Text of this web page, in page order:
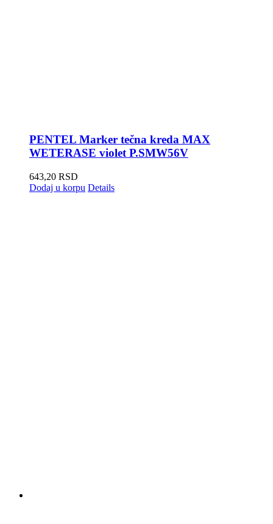
PENTEL Marker tečna kreda MAX
WETERASE violet P.SMW56V
643,20 RSD
Dodaj u korpu Details